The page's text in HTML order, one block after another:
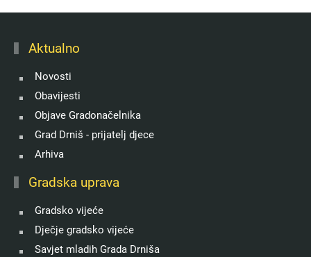
Aktualno
Novosti
Obavijesti
Objave Gradonačelnika
Grad Drniš - prijatelj djece
Arhiva
Gradska uprava
Gradsko vijeće
Dječje gradsko vijeće
Savjet mladih Grada Drniša